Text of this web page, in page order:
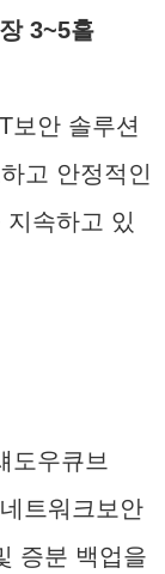
3~5홀
보안 솔루션
고 안정적인
속하고 있
도우큐브
트워크보안
증분 백업을